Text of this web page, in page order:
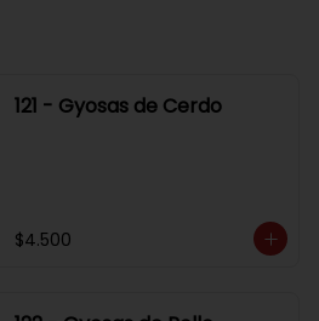
121 - Gyosas de Cerdo
$4.500